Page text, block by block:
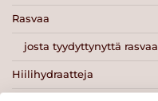
Rasvaa
josta tyydyttynyttä rasvaa
Hiilihydraatteja